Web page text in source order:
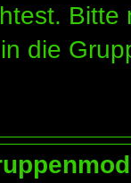
die